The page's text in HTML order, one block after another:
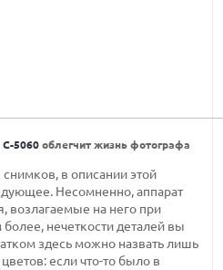
C-5060облегчит жизнь фотографа
в описании этой
Несомненно, аппарат
возлагаемые на него при
нечеткости деталей вы
здесь можно назвать лишь
если что-то было в